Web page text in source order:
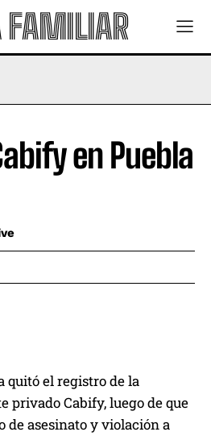
FAMILIAR
en Puebla
quitó el registro de la
privado Cabify, luego de que
de asesinato y violación a